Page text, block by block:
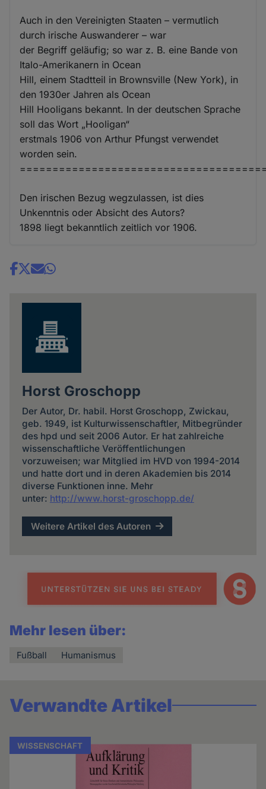
Auch in den Vereinigten Staaten – vermutlich
durch irische Auswanderer – war
der Begriff geläufig; so war z. B. eine Bande von
Italo-Amerikanern in Ocean
Hill, einem Stadtteil in Brownsville (New York), in
den 1930er Jahren als Ocean
Hill Hooligans bekannt. In der deutschen Sprache
soll das Wort „Hooligan“
erstmals 1906 von Arthur Pfungst verwendet
worden sein.
Den irischen Bezug wegzulassen, ist dies
Unkenntnis oder Absicht des Autors?
1898 liegt bekanntlich zeitlich vor 1906.
Share
Horst Groschopp
Der Autor, Dr. habil. Horst Groschopp, Zwickau,
geb. 1949, ist Kulturwissenschaftler, Mitbegründer
des hpd und seit 2006 Autor. Er hat zahlreiche
wissenschaftliche Veröffentlichungen
vorzuweisen; war Mitglied im HVD von 1994-2014
und hatte dort und in deren Akademien bis 2014
diverse Funktionen inne. Mehr
unter: http://www.horst-groschopp.de/
Weitere Artikel des Autoren
Mehr lesen über:
Fußball Humanismus
Verwandte Artikel
WISSENSCHAFT